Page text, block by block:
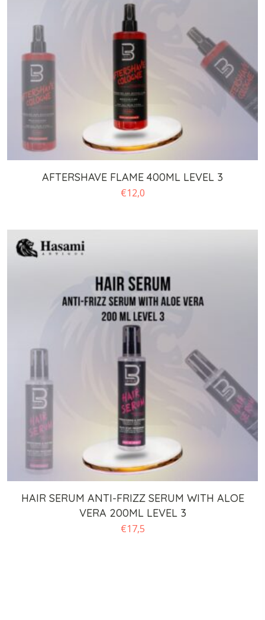
AFTERSHAVE FLAME 400ML LEVEL 3
€12,0
HAIR SERUM ANTI-FRIZZ SERUM WITH ALOE
VERA 200ML LEVEL 3
€17,5